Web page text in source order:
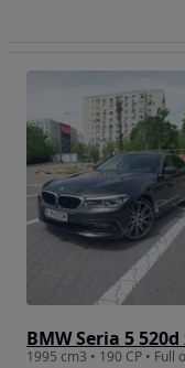
BMW Seria 5
1995 cm3 • 190 CP •